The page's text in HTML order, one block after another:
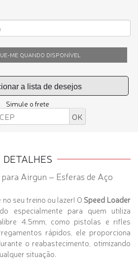
ME QUANDO DISPONÍVEL
Simule o frete
DETALHES
Airgun – Esferas de Aço
seu treino ou lazer! OSpeed Loader
especialmente para quem utiliza
4.5mm, como pistolas e rifles
rápidos, ele proporciona
o reabastecimento, otimizando
situação.